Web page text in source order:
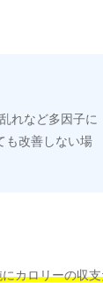
れなど多因子に
も改善しない場
カロリーの収